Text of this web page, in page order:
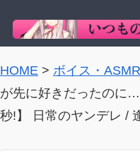
HOME > ボイス・ASMR
が先に好きだったのに
秒!】 日常のヤンデレ /